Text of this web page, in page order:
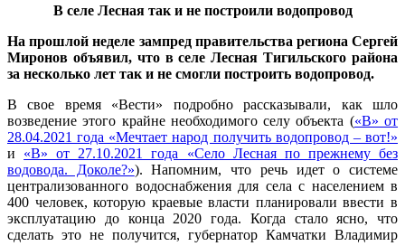
В селе Лесная так и не построили водопровод
На прошлой неделе зампред правительства региона Сергей
Миронов объявил, что в селе Лесная Тигильского района
за несколько лет так и не смогли построить водопровод.
В свое время «Вести» подробно рассказывали, как шло
возведение этого крайне необходимого селу объекта («В» от
28.04.2021 года «Мечтает народ получить водопровод – вот!»
и «В» от 27.10.2021 года «Село Лесная по прежнему без
водовода. Доколе?»). Напомним, что речь идет о системе
централизованного водоснабжения для села с населением в
400 человек, которую краевые власти планировали ввести в
эксплуатацию до конца 2020 года. Когда стало ясно, что
сделать это не получится, губернатор Камчатки Владимир